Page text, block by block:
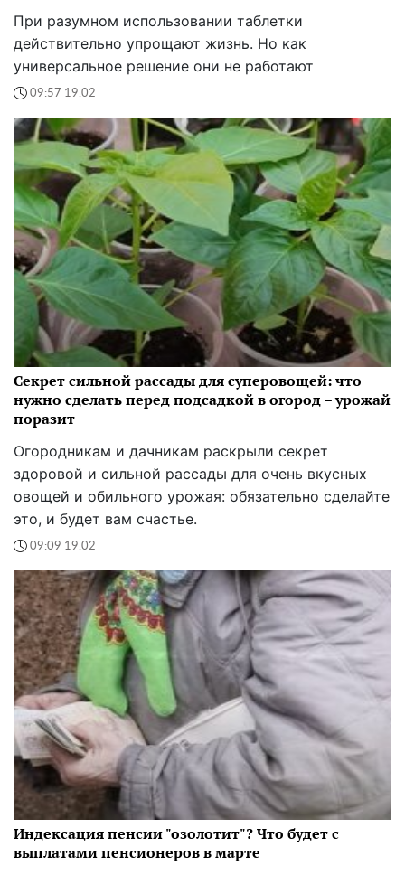
При разумном использовании таблетки
действительно упрощают жизнь. Но как
универсальное решение они не работают
09:57 19.02
Секрет сильной рассады для суперовощей: что
нужно сделать перед подсадкой в огород – урожай
поразит
Огородникам и дачникам раскрыли секрет
здоровой и сильной рассады для очень вкусных
овощей и обильного урожая: обязательно сделайте
это, и будет вам счастье.
09:09 19.02
Индексация пенсии "озолотит"? Что будет с
выплатами пенсионеров в марте